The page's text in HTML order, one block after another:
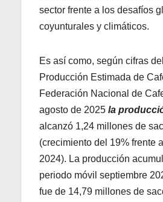
sector frente a los desafíos
coyunturales y climáticos.
Es así como, según cifras
Producción Estimada de
Federación Nacional de
agosto de 2025 la
alcanzó 1,24 millones de
(crecimiento del 19% frente
2024). La producción
periodo móvil septiembre
fue de 14,79 millones de